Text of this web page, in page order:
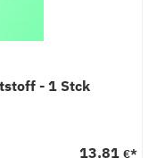
- 1 Stck
13,81 €*